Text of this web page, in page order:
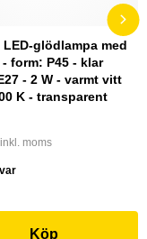
glödlampa med
form: P45 - klar
- 2 W - varmt vitt
K - transparent
inkl. moms
Köp